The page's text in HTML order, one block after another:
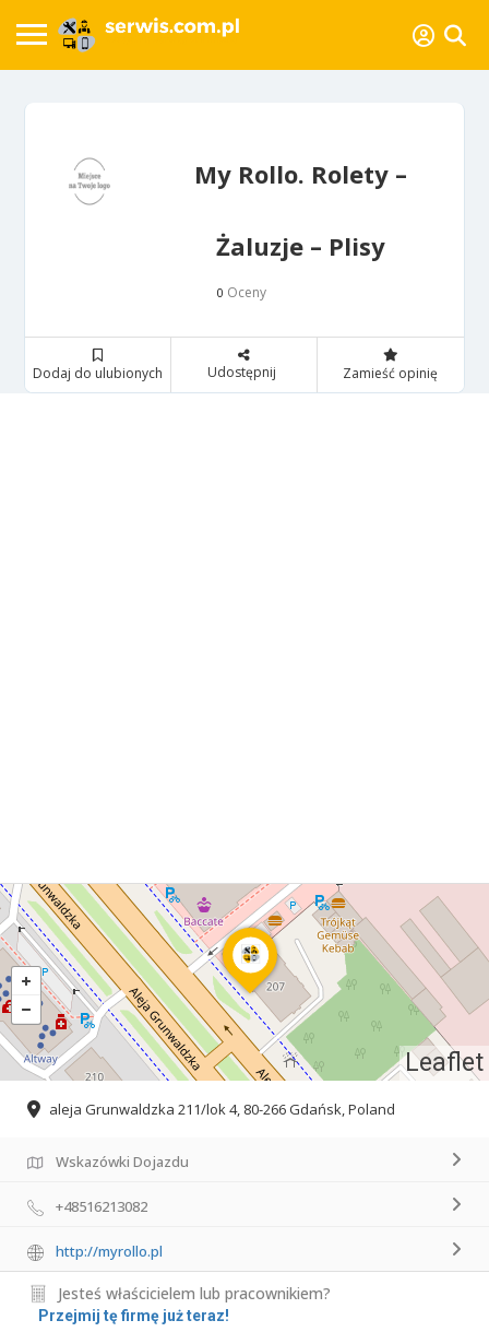
My Rollo. Rolety –
Żaluzje – Plisy
0 Oceny
Dodaj do ulubionych Udostępnij Zamieść opinię
Leaflet
aleja Grunwaldzka 211/lok 4, 80-266 Gdańsk, Poland
Wskazówki Dojazdu
+48516213082
http://myrollo.pl
Jesteś właścicielem lub pracownikiem?
Przejmij tę firmę już teraz!